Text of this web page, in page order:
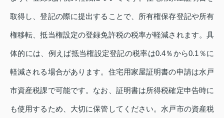
取得し、登記の際に提出することで、所有権保存登記や所有
権移転、抵当権設定の登録免許税の税率が軽減されます。具
体的には、例えば抵当権設定登記の税率は0.4％から0.1％に
軽減される場合があります。住宅用家屋証明書の申請は水戸
市資産税課で可能です。なお、証明書は所得税確定申告時に
も使用するため、大切に保管してください。水戸市の資産税